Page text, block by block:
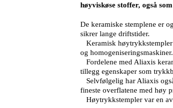
høyviskøse stoffer, også
De keramiske stemplene er
sikrer lange driftstider.
Keramisk høytrykkstempler
og homogeniseringsmaskiner.
Fordelene med Aliaxis
tillegg egenskaper som
Selvfølgelig har Aliaxis
fineste overflatene med høy
Høytrykkstempler var en